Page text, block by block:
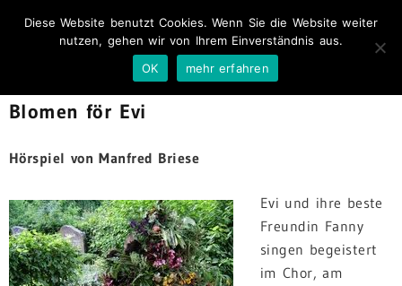
Blomen för Evi
Hörspiel von Manfred Briese
Evi und ihre beste
Freundin Fanny
singen begeistert
im Chor, am
Diese Website benutzt Cookies. Wenn Sie die Website weiter
nutzen, gehen wir von Ihrem Einverständnis aus.
OK
mehr erfahren